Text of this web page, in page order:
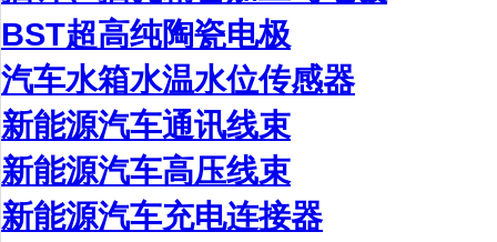
BST超高纯陶瓷电极
汽车水箱水温水位传感器
新能源汽车通讯线束
新能源汽车高压线束
新能源汽车充电连接器